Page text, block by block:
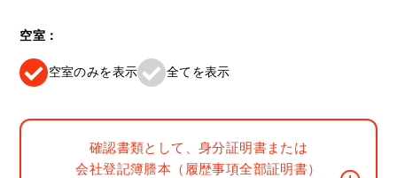
空室：
空室のみを表示 全てを表示
確認書類として、身分証明書または
会社登記簿謄本（履歴事項全部証明書）